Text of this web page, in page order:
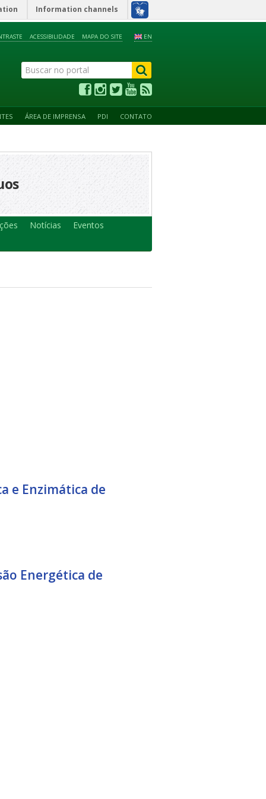
Information channels
EN
ACESSIBILIDADE MAPA DO SITE
ÁREA DE IMPRENSA PDI CONTATO
Notícias
Eventos
e Enzimática de
Energética de